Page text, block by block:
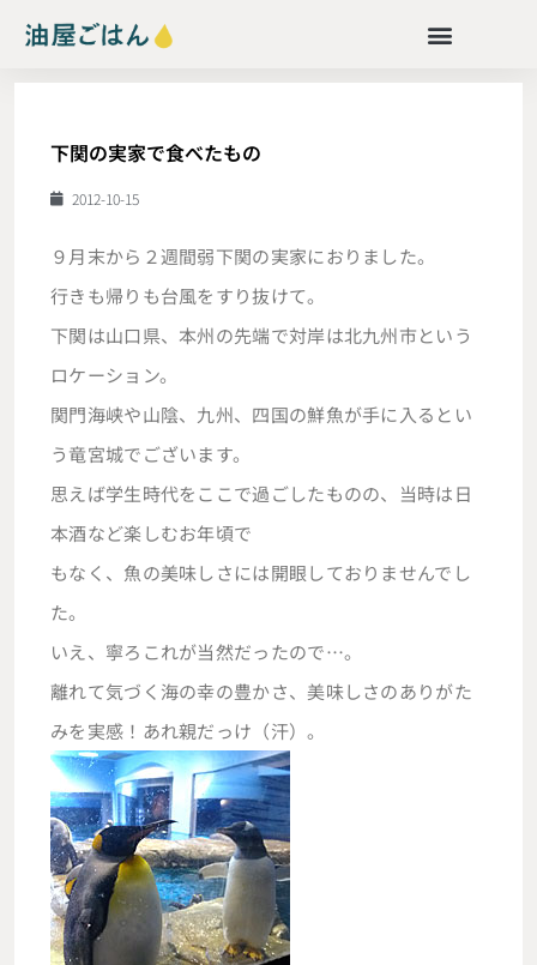
下関の実家で食べたもの
2012-10-15
９月末から２週間弱下関の実家におりました。
行きも帰りも台風をすり抜けて。
下関は山口県、本州の先端で対岸は北九州市という
ロケーション。
関門海峡や山陰、九州、四国の鮮魚が手に入るとい
う竜宮城でございます。
思えば学生時代をここで過ごしたものの、当時は日
本酒など楽しむお年頃で
もなく、魚の美味しさには開眼しておりませんでし
た。
いえ、寧ろこれが当然だったので…。
離れて気づく海の幸の豊かさ、美味しさのありがた
みを実感！あれ親だっけ（汗）。